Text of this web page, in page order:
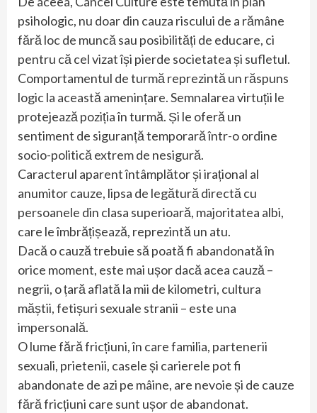
psihologic, nu doar din cauza riscului de a rămâne
fără loc de muncă sau posibilități de educare, ci
pentru că cel vizat își pierde societatea și sufletul.
Comportamentul de turmă reprezintă un răspuns
logic la această amenințare. Semnalarea virtuții le
protejează poziția în turmă. Și le oferă un
sentiment de siguranță temporară într-o ordine
socio-politică extrem de nesigură.
Caracterul aparent întâmplător și irațional al
anumitor cauze, lipsa de legătură directă cu
persoanele din clasa superioară, majoritatea albi,
care le îmbrățișează, reprezintă un atu.
Dacă o cauză trebuie să poată fi abandonată în
orice moment, este mai ușor dacă acea cauză –
negrii, o țară aflată la mii de kilometri, cultura
măștii, fetișuri sexuale stranii – este una
impersonală.
O lume fără fricțiuni, în care familia, partenerii
sexuali, prietenii, casele și carierele pot fi
abandonate de azi pe mâine, are nevoie și de cauze
fără fricțiuni care sunt ușor de abandonat.